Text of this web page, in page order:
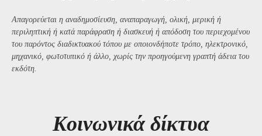
Απαγορεύεται η αναδημοσίευση, αναπαραγωγή, ολική, μερική ή
περιληπτική ή κατά παράφραση ή διασκευή ή απόδοση του περιεχομένου
του παρόντος διαδικτυακού τόπου με οποιονδήποτε τρόπο, ηλεκτρονικό,
μηχανικό, φωτοτυπικό ή άλλο, χωρίς την προηγούμενη γραπτή άδεια του
εκδότη.
Kοινωνικά δίκτυα